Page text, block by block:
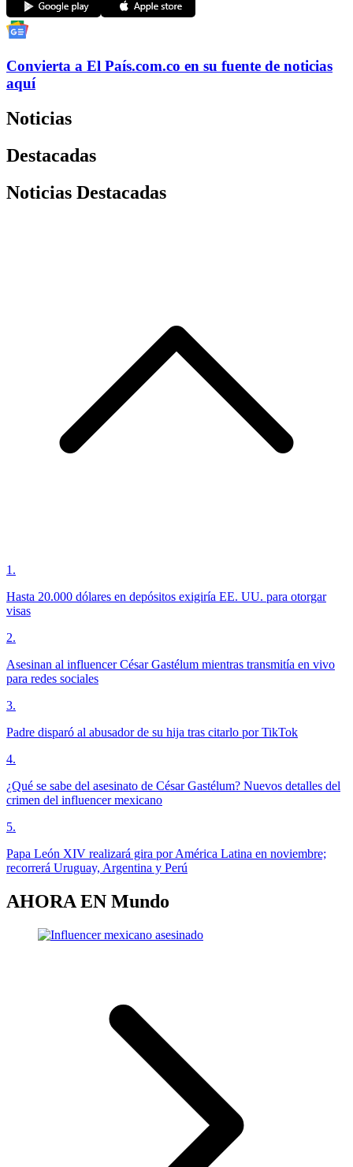
Convierta a El País.com.co en su fuente de noticias
aquí
Noticias
Destacadas
Noticias Destacadas
1 .
Hasta 20.000 dólares en depósitos exigiría EE. UU. para otorgar
visas
2.
Asesinan al influencer César Gastélum mientras transmitía en vivo
para redes sociales
3.
Padre disparó al abusador de su hija tras citarlo por TikTok
4.
¿Qué se sabe del asesinato de César Gastélum? Nuevos detalles del
crimen del influencer mexicano
5.
Papa León XIV realizará gira por América Latina en noviembre;
recorrerá Uruguay, Argentina y Perú
AHORA EN Mundo